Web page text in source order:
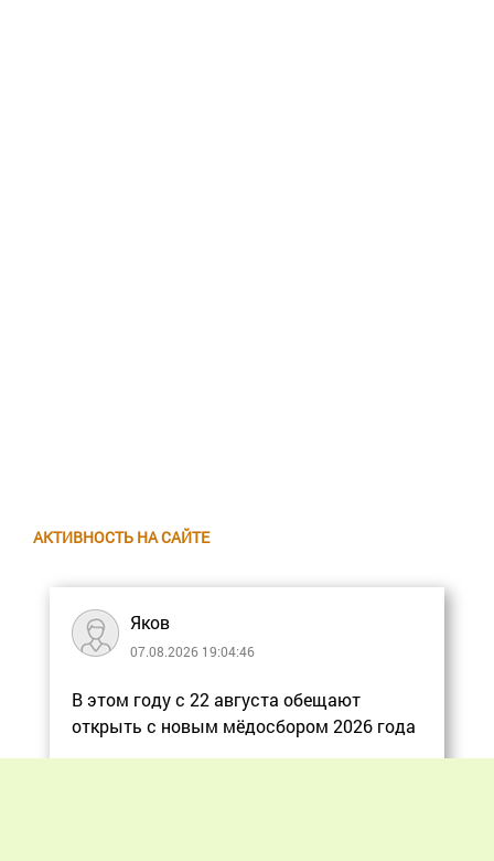
АКТИВНОСТЬ НА САЙТЕ
Яков
07.08.2026 19:04:46
В этом году с 22 августа обещают
открыть с новым мёдосбором 2026 года